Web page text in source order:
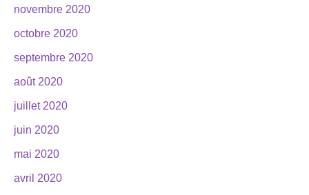
novembre 2020
octobre 2020
septembre 2020
août 2020
juillet 2020
juin 2020
mai 2020
avril 2020